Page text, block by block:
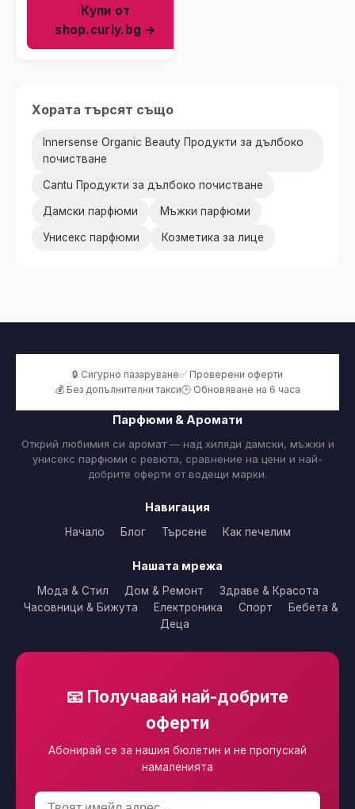
Купи от
shop.curly.bg →
Хората търсят също
Innersense Organic Beauty Продукти за дълбоко
почистване
Cantu Продукти за дълбоко почистване
Дамски парфюми Мъжки парфюми
Унисекс парфюми Козметика за лице
🔒 Сигурно пазаруване✅ Проверени оферти
💰 Без допълнителни такси🕒 Обновяване на 6 часа
Парфюми & Аромати
Открий любимия си аромат — над хиляди дамски, мъжки и
унисекс парфюми с ревюта, сравнение на цени и най-
добрите оферти от водещи марки.
Навигация
Начало Блог Търсене Как печелим
Нашата мрежа
Мода & Стил Дом & Ремонт
Здраве & Красота
Часовници & Бижута
Електроника Спорт
Бебета &
Деца
📧 Получавай най-добрите
оферти
Абонирай се за нашия бюлетин и не пропускай
намаленията